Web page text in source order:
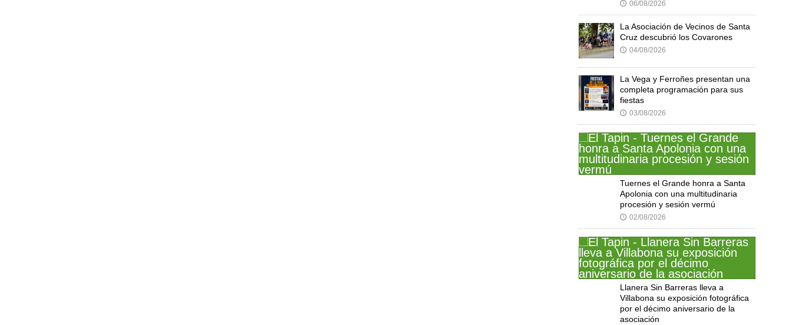
🕔 06/08/2026
La Asociación de Vecinos de Santa
Cruz descubrió los Covarones
🕔 04/08/2026
La Vega y Ferroñes presentan una
completa programación para sus
fiestas
🕔 03/08/2026
Tuernes el Grande honra a Santa
Apolonia con una multitudinaria
procesión y sesión vermú
🕔 02/08/2026
Llanera Sin Barreras lleva a
Villabona su exposición fotográfica
por el décimo aniversario de la
asociación